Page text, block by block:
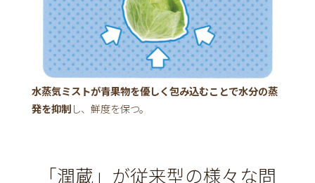
水蒸気ミストが青果物を優しく包み込むことで水分の蒸
発を抑制し、鮮度を保つ。
「潤蔵」が従来型の様々な問